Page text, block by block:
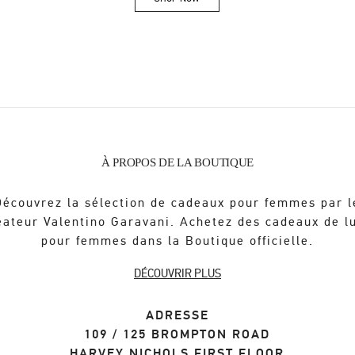
Link Opens in New Tab
À PROPOS DE LA BOUTIQUE
la sélection de cadeaux pour femmes par
Valentino Garavani. Achetez des cadeaux de
pour femmes dans la Boutique officielle.
DÉCOUVRIR PLUS
ADRESSE
109 / 125 BROMPTON ROAD